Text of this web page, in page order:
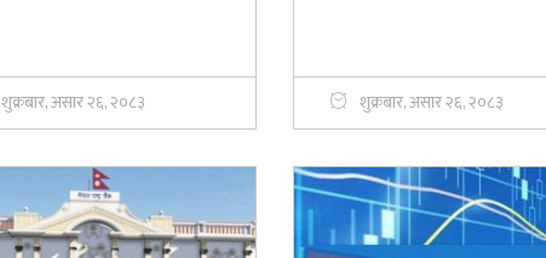
शुक्रबार, असार २६, २०८३ शुक्रबार, असार २६, २०८३